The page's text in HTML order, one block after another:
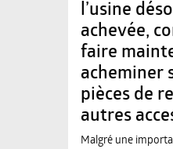
l’usine
achevée,
faire
acheminer
pièces de
autres
Malgré une